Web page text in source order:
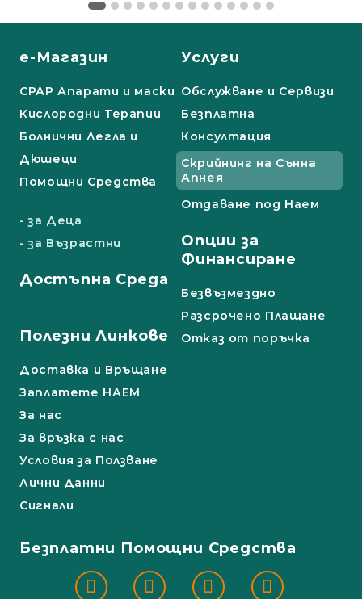
е-Магазин
СРАР Апарати и маски
Кислородни Терапии
Болнични Легла и
Дюшеци
Помощни Средства
- за Деца
- за Възрастни
Достъпна Среда
Услуги
Обслужване и Сервизи
Безплатна
Консултация
Скрийнинг на Сънна
Апнея
Отдаване под Наем
Опции за
Финансиране
Безвъзмездно
Разсрочено Плащане
Полезни Линкове
Доставка и Връщане
Заплатете НАЕМ
За нас
За връзка с нас
Условия за Ползване
Лични Данни
Сигнали
Отказ от поръчка
Безплатни Помощни Средства